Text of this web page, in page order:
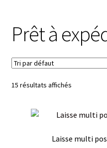
Prêt à
15 résultats affichés
Laisse multi